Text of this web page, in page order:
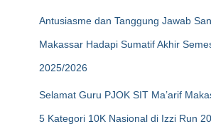
Antusiasme dan Tanggung Jawab
Makassar Hadapi Sumatif Akhir
2025/2026
Selamat Guru PJOK SIT Ma’arif
5 Kategori 10K Nasional di Izzi Run